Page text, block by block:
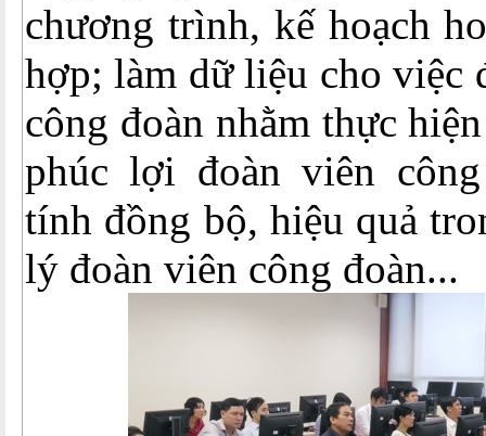
chương trình, kế hoạch
hợp; làm dữ liệu cho việc
công đoàn nhằm thực
phúc lợi đoàn viên
tính đồng bộ, hiệu quả
lý đoàn viên công đoàn...